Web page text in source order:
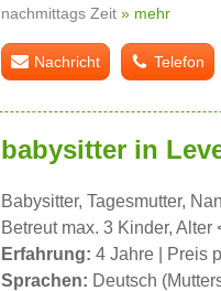
nachmittags Zeit » mehr
Nachricht Telefon
babysitter in
Babysitter, Tagesmutter,
Betreut max. 3 Kinder, Alter
Erfahrung: 4 Jahre | Preis
Sprachen: Deutsch